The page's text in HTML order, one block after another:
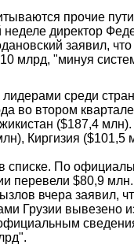
прочие
директор
заявил,
млрд, "минуя
среди
во втором
($187,4
Киргизия ($101,5
списке. По
перевели $80,9
вчера заявил,
Грузии вывезено